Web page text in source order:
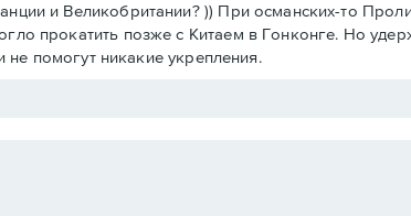
и Великобритании? )) При османских-то
прокатить позже с Китаем в Гонконге. Но
не помогут никакие укрепления.